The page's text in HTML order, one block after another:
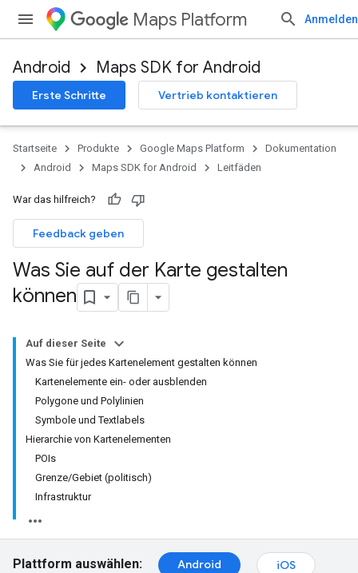
Maps Platform Anmelden
Android Maps SDK for Android
Erste Schritte Vertrieb kontaktieren
Startseite Produkte Google Maps Platform
Dokumentation
Android
Maps SDK for Android Leitfäden
War das hilfreich?
Feedback geben
Was Sie auf der Karte gestalten
können
Auf dieser Seite
Was Sie für jedes Kartenelement gestalten können
Kartenelemente ein- oder ausblenden
Polygone und Polylinien
Symbole und Textlabels
Hierarchie von Kartenelementen
POIs
Grenze/Gebiet (politisch)
Infrastruktur
Plattform auswählen: Android
iOS